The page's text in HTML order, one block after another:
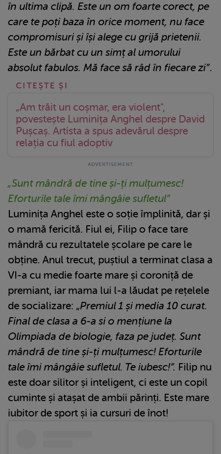
în ultima clipă. Este un om foarte corect, pe
care te poți baza în orice moment, nu face
compromisuri și își alege cu grijă prietenii.
Este un bărbat cu un simț al umorului
absolut fabulos. Mă face să râd în fiecare zi”.
„Am trăit un coșmar, era violent",
povestește Luminița Anghel despre David
Pușcaș. Artista a spus adevărul despre
relația cu fiul adoptiv
„Sunt mândră de tine și-ți mulțumesc!
Eforturile tale îmi mângâie sufletul”
Luminița Anghel este o soție împlinită, dar și
o mamă fericită. Fiul ei, Filip o face tare
mândră cu rezultatele școlare pe care le
obține. Anul trecut, puștiul a terminat clasa a
VI-a cu medie foarte mare și coroniță de
premiant, iar mama lui l-a lăudat pe rețelele
de socializare: „Premiul 1 și media 10 curat.
Final de clasa a 6-a si o mențiune la
Olimpiada de biologie, faza pe județ. Sunt
mândră de tine și-ți mulțumesc! Eforturile
tale îmi mângâie sufletul. Te iubesc!”. Filip nu
este doar silitor și inteligent, ci este un copil
cuminte și atașat de ambii părinți. Este mare
iubitor de sport și ia cursuri de înot!